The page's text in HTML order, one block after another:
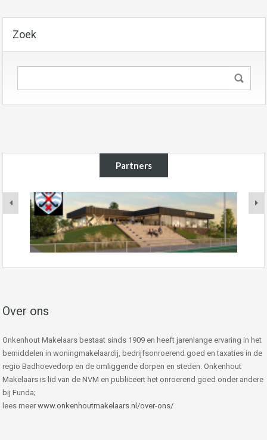
Zoek
Partners
Over ons
Onkenhout Makelaars bestaat sinds 1909 en heeft jarenlange ervaring in het
bemiddelen in woningmakelaardij, bedrijfsonroerend goed en taxaties in de
regio Badhoevedorp en de omliggende dorpen en steden. Onkenhout
Makelaars is lid van de NVM en publiceert het onroerend goed onder andere
bij Funda;
lees meer www.onkenhoutmakelaars.nl/over-ons/